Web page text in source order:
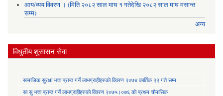
आय/व्यय विवरण । (मिति २०८२ साल माघ १ गतेदेखि २०८२ साल माघ मसान्त
सम्म)
अन्य
विधुतीय शुसासन सेवा
सामाजिक सुरक्षा भत्ता प्राप्त गर्ने लाभग्राहीहरुकाे विवरण २०७४ कार्तिक २२ गते सम्म
सा‍ सु भत्ता प्राप्त गर्ने लाभग्राहीहरुकाे विवरण २०७५।०७६ काे प्रथम चाैमासिक